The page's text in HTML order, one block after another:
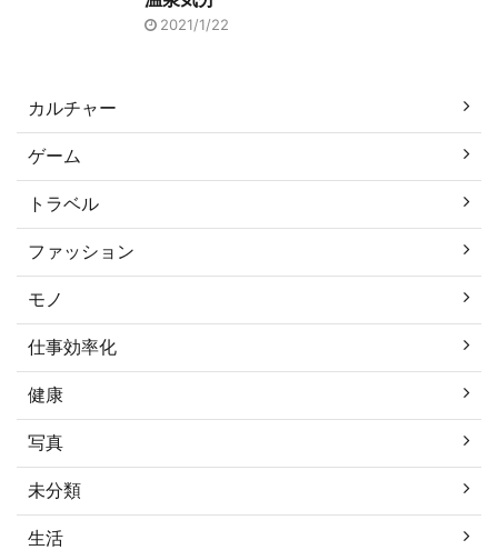
2021/1/22
カルチャー
ゲーム
トラベル
ファッション
モノ
仕事効率化
健康
写真
未分類
生活